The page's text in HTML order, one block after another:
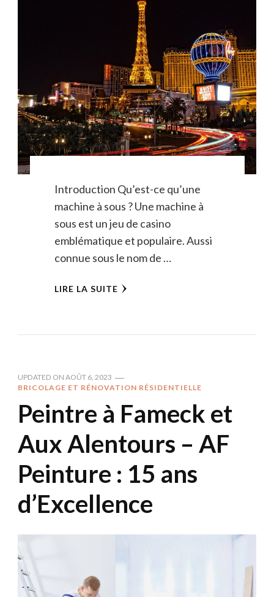
Introduction Qu’est-ce qu’une
machine à sous ? Une machine à
sous est un jeu de casino
emblématique et populaire. Aussi
connue sous le nom de …
LIRE LA SUITE
UPDATED ON AOÛT 6, 2023
BRICOLAGE ET RÉNOVATION RÉSIDENTIELLE
Peintre à Fameck et
Aux Alentours – AF
Peinture : 15 ans
d’Excellence